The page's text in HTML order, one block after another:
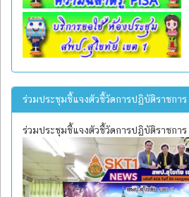
ร่วมประชุมชี้แจงตัวชี้วัดการปฏิบัติราชการ
ร่วมประชุมชี้แจงตัวชี้วัดการปฏิบัติราชการ